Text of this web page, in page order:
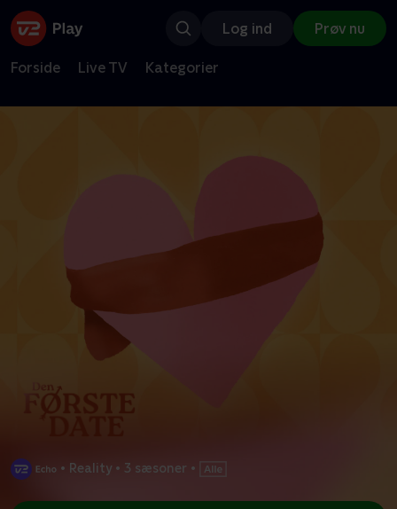
Log ind Prøv nu
Forside Live TV Kategorier
• Reality • 3 sæsoner •